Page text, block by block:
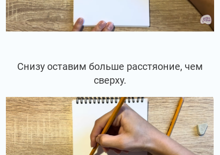
Снизу оставим больше расстяоние, чем
сверху.